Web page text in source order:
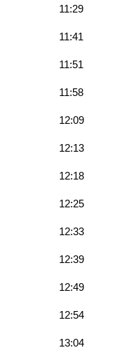
11:29
11:41
11:51
11:58
12:09
12:13
12:18
12:25
12:33
12:39
12:49
12:54
13:04